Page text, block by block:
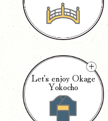
Let's enjoy Okage
Yokocho